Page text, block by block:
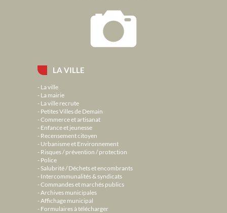
LA VILLE
La ville
La mairie
La ville recrute
Petites Villes de Demain
Commerce et artisanat
Enfance et jeunesse
Recensement citoyen
Urbanisme et Environnement
Risques / prévention / protection
Police
Salubrité / Déchets et encombrants
Intercommunalités & syndicats
Commandes et marchés publics
Archives municipales
Affichage municipal
Formulaires à télécharger